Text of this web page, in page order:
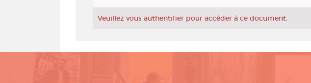
Veuillez vous authentifier pour accéder à ce document.